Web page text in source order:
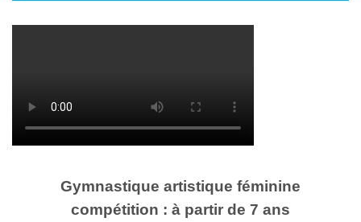
Gymnastique artistique féminine
compétition : à partir de 7 ans